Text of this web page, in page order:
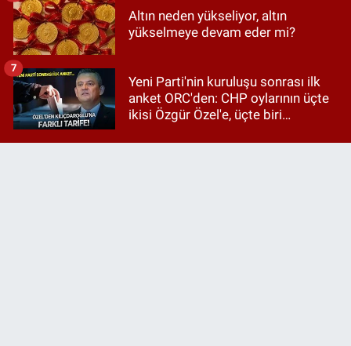
Altın neden yükseliyor, altın
yükselmeye devam eder mi?
Yeni Parti'nin kuruluşu sonrası ilk
anket ORC'den: CHP oylarının üçte
ikisi Özgür Özel'e, üçte biri
7